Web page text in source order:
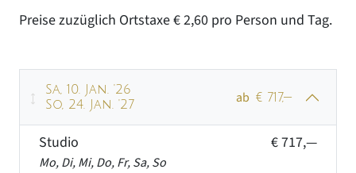
Preise zuzüglich Ortstaxe € 2,60 pro Person und Tag.
Sa, 10. Jan. '26
So, 24. Jan. '27
ab € 717,—
Studio
Mo, Di, Mi, Do, Fr, Sa, So
€ 717,—